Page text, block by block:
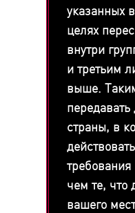
указанных
целях
внутри
и третьим
выше.
страны, в
чем те, что
вашего